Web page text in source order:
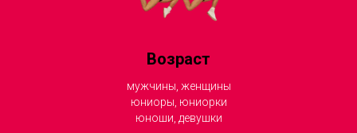
Возраст
мужчины, женщины
юниоры, юниорки
юноши, девушки